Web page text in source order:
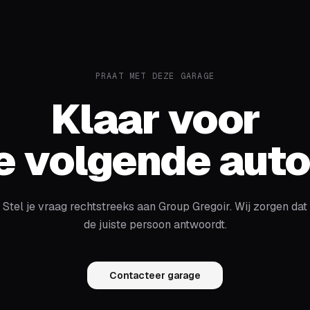
PRAAT MET DEZE GARAGE
Klaar voor
volgende
Stel je vraag rechtstreeks aan Group Gregoir. Wij zorgen dat
de juiste persoon antwoordt.
Contacteer garage